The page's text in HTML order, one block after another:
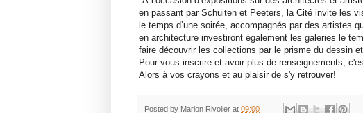
en passant par Schuiten et Peeters, la Cité invite les
le temps d’une soirée, accompagnés par des artistes
en architecture investiront également les galeries le
faire découvrir les collections par le prisme du dessin
Pour vous inscrire et avoir plus de renseignements;
Alors à vos crayons et au plaisir de s'y retrouver!
Posted by Marion Rivolier at 09:00